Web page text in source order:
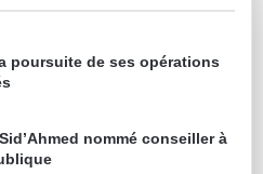
poursuite de ses opérations
nommé conseiller à